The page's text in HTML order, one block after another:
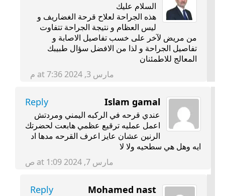
السلام عليك
هذه الجراحة لعلاح قرحة الغضاريف و
ليس العظام و نتيجة الجراحة تتفاوت
من مريض لآخر على خسب تفاصيل الاصابة و
تفاصيل الجراحة و لذا من الافضل سؤال طبيبك
المعالج للاطمئنان
مارس 3, 2024 at 7:36 م
Islam gamal
Reply
عندي قرحه في الركبه اليمني ومردتش
اعمل عمليه ترقيع عظمي هابعت لحضرتك
الرنين عشان عايز اعرف القرحه مدها اد
ايه وهل هي سطحيه ولا لا
مارس 7, 2024 at 1:09 ص
Mohamed nast
Reply